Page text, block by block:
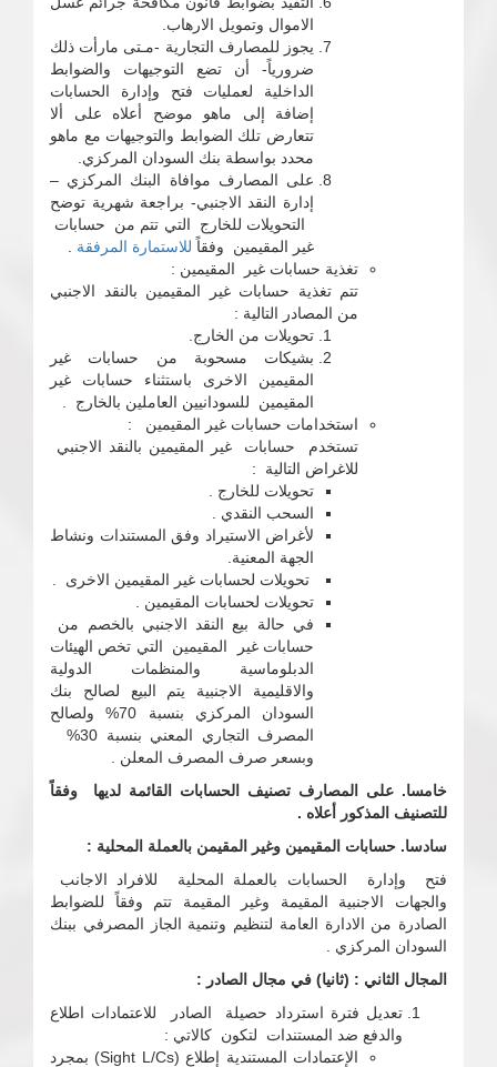
الاموال وتمويل الارهاب.
يجوز للمصارف التجارية -مـتى مارأت ذلك
ضرورياً- أن تضع التوجيهات والضوابط
الداخلية لعمليات فتح وإدارة الحسابات
إضافة إلى ماهو موضح أعلاه على ألا
تتعارض تلك الضوابط والتوجيهات مع ماهو
محدد بواسطة بنك السودان المركزي.
على المصارف موافاة البنك المركزي –
إدارة النقد الاجنبي- براجعة شهرية توضح
التحويلات للخارج التي تتم من حسابات
غير المقيمين وفقاً للاستمارة المرفقة
تغذية حسابات غير المقيمين :
تتم تغذية حسابات غير المقيمين بالنقد الاجنبي
من المصادر التالية :
تحويلات من الخارج.
بشيكات مسحوبة من حسابات غير
المقيمين الاخرى باستثناء حسابات غير
المقيمين للسودانيين العاملين بالخارج .
استخدامات حسابات غير المقيمين :
تستخدم حسابات غير المقيمين بالنقد الاجنبي
للاغراض التالية :
تحويلات للخارج .
السحب النقدي .
لأغراض الاستيراد وفق المستندات ونشاط
الجهة المعنية.
تحويلات لحسابات غير المقيمين الاخرى .
تحويلات لحسابات المقيمين .
في حالة بيع النقد الاجنبي بالخصم من
حسابات غير المقيمين التي تخص الهيئات
الدبلوماسية والمنظمات الدولية
والاقليمية الاجنبية يتم البيع لصالح بنك
السودان المركزي بنسبة 70% ولصالح
المصرف التجاري المعني بنسبة 30%
وبسعر صرف المصرف المعلن .
خامسا. على المصارف تصنيف الحسابات القائمة لديها وفقاً
للتصنيف المذكور أعلاه .
سادسا. حسابات المقيمين وغير المقيمن بالعملة المحلية :
فتح وإدارة الحسابات بالعملة المحلية للافراد الاجانب
والجهات الاجنبية المقيمة وغير المقيمة تتم وفقاً للضوابط
الصادرة من الادارة العامة لتنظيم وتنمية الجاز المصرفي ببنك
السودان المركزي .
المجال الثاني : (ثانيا) في مجال الصادر :
تعديل فترة استرداد حصيلة الصادر للاعتمادات اطلاع
والدفع ضد المستندات لتكون كالاتي :
الإعتمادات المستندية إطلاع (Sight L/Cs) بمجرد